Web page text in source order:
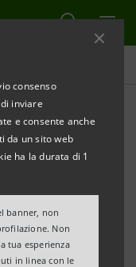
consenso
inviare
e consente anche
da un sito web
ha la durata di 1
banner, non
Non
tua esperienza
in linea con le
mln a
per